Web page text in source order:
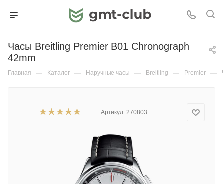
Часы Breitling Premier B01 Chronograph
42mm
Главная — Каталог — Наручные часы — Breitling — Premier —
Артикул: 270803